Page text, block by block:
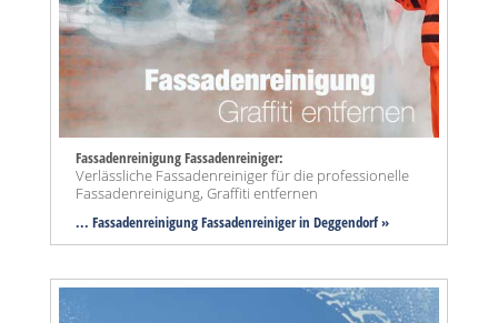
Fassadenreinigung Fassadenreiniger:
Verlässliche Fassadenreiniger für die professionelle
Fassadenreinigung, Graffiti entfernen
... Fassadenreinigung Fassadenreiniger in Deggendorf »